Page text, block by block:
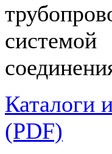
системой
Каталоги
(PDF)